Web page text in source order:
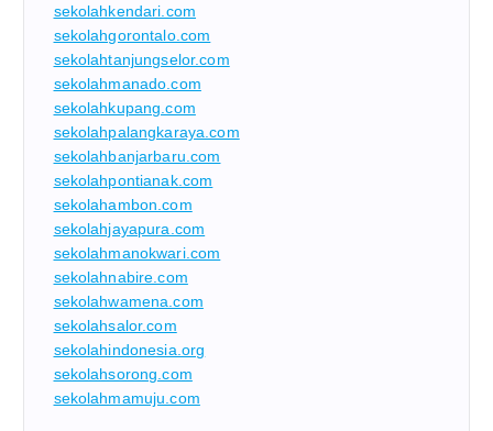
sekolahkendari.com
sekolahgorontalo.com
sekolahtanjungselor.com
sekolahmanado.com
sekolahkupang.com
sekolahpalangkaraya.com
sekolahbanjarbaru.com
sekolahpontianak.com
sekolahambon.com
sekolahjayapura.com
sekolahmanokwari.com
sekolahnabire.com
sekolahwamena.com
sekolahsalor.com
sekolahindonesia.org
sekolahsorong.com
sekolahmamuju.com